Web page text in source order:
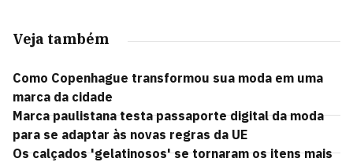
Veja também
Como Copenhague transformou sua moda em uma
marca da cidade
Marca paulistana testa passaporte digital da moda
para se adaptar às novas regras da UE
Os calçados 'gelatinosos' se tornaram os itens mais